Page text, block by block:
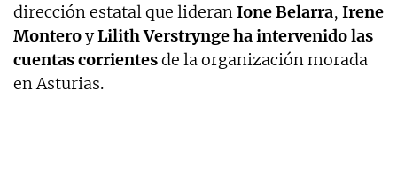
dirección estatal que lideranIone Belarra, Irene
MonteroyLilith Verstrynge ha intervenido las
cuentas corrientesde la organización morada
en Asturias.